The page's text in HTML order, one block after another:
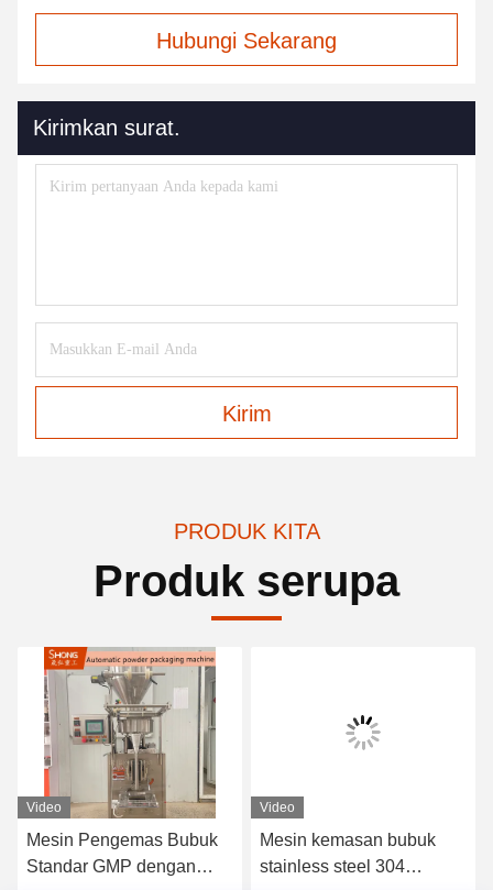
Hubungi Sekarang
Kirimkan surat.
Kirim
PRODUK KITA
Produk serupa
Video
Mesin Pengemas Bubuk
Standar GMP dengan
Video
Mesin kemasan bubuk
stainless steel 304